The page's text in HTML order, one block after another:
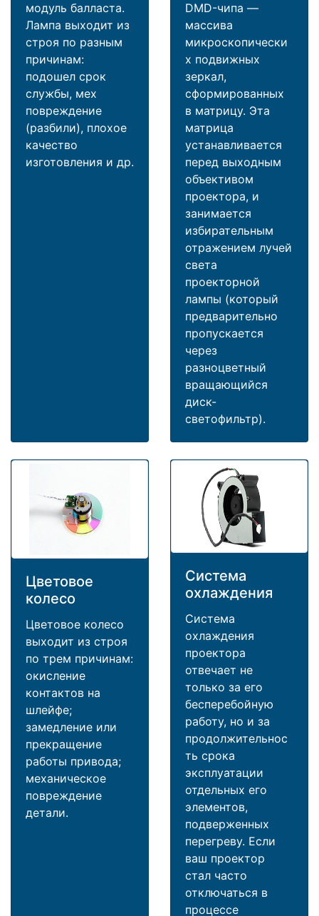
модуль балласта.
Лампа выходит из
строя по разным
причинам:
подошел срок
службы, мех
повреждение
(разбили), плохое
качество
изготовления и др.
DMD-чипа —
массива
микроскопически
х подвижных
зеркал,
сформированных
в матрицу. Эта
матрица
устанавливается
перед выходным
объективом
проектора, и
занимается
избирательным
отражением лучей
света
проекторной
лампы (который
предварительно
пропускается
через
разноцветный
вращающийся
диск-
светофильтр).
Цветовое
колесо
Цветовое колесо
выходит из строя
по трем причинам:
окисление
контактов на
шлейфе;
замедление или
прекращение
работы привода;
механическое
повреждение
детали.
Система
охлаждения
Система
охлаждения
проектора
отвечает не
только за его
бесперебойную
работу, но и за
продолжительнос
ть срока
эксплуатации
отдельных его
элементов,
подверженных
перегреву. Если
ваш проектор
стал часто
отключаться в
процессе